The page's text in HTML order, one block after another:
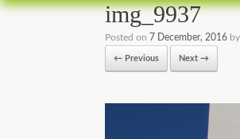
img_9937
Posted on 7 December, 2016 by
← Previous Next →